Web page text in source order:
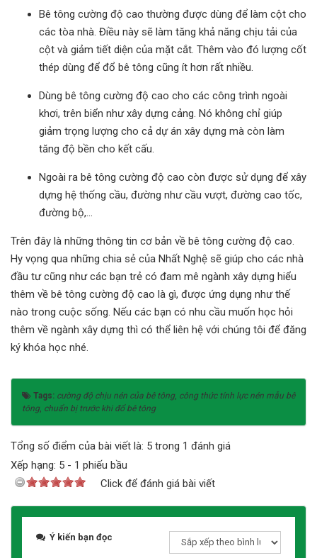
Bê tông cường độ cao thường được dùng để làm cột cho
các tòa nhà. Điều này sẽ làm tăng khả năng chịu tải của
cột và giảm tiết diện của mặt cắt. Thêm vào đó lượng cốt
thép dùng để đổ bê tông cũng ít hơn rất nhiều.
Dùng bê tông cường độ cao cho các công trình ngoài
khơi, trên biển như xây dựng cảng. Nó không chỉ giúp
giảm trọng lượng cho cả dự án xây dựng mà còn làm
tăng độ bền cho kết cấu.
Ngoài ra bê tông cường độ cao còn được sử dụng để xây
dựng hệ thống cầu, đường như cầu vượt, đường cao tốc,
đường bộ,…
Trên đây là những thông tin cơ bản về bê tông cường độ cao.
Hy vọng qua những chia sẻ của Nhất Nghệ sẽ giúp cho các nhà
đầu tư cũng như các bạn trẻ có đam mê ngành xây dựng hiểu
thêm về bê tông cường độ cao là gì, được ứng dụng như thế
nào trong cuộc sống. Nếu các bạn có nhu cầu muốn học hỏi
thêm về ngành xây dựng thì có thể liên hệ với chúng tôi để đăng
ký khóa học nhé.
Tags: cường độ chịu nén của bê tông, công thức tính lực nén mẫu bê
tông, chuẩn bị trước khi đổ bê tông
Tổng số điểm của bài viết là: 5 trong 1 đánh giá
Xếp hạng: 5 - 1 phiếu bầu
Click để đánh giá bài viết
Ý kiến bạn đọc